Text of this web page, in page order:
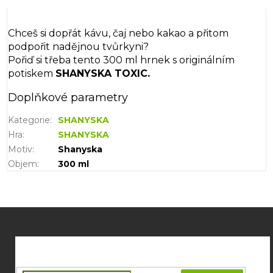
Chceš si dopřát kávu, čaj nebo kakao a přitom
podpořit nadějnou tvůrkyni?
Pořiď si třeba tento 300 ml hrnek s originálním
potiskem SHANYSKA TOXIC.
Doplňkové parametry
Kategorie:
SHANYSKA
Hra:
SHANYSKA
Motiv:
Shanyska
Objem: 300 ml